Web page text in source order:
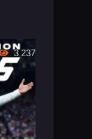
3 237